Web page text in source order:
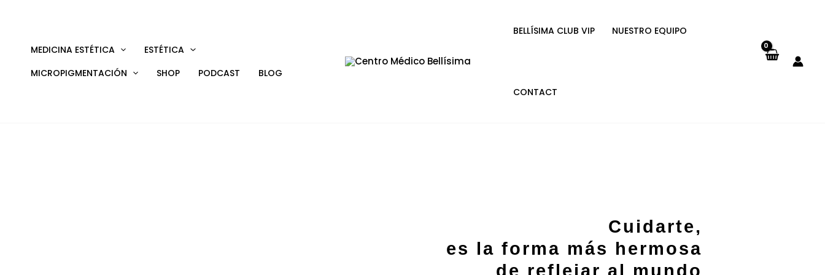
MEDICINA ESTÉTICA
ESTÉTICA
MICROPIGMENTACIÓN
SHOP PODCAST BLOG
BELLÍSIMA CLUB VIP NUESTRO EQUIPO
CONTACT
Cuidarte,
es la forma más hermosa
de reflejar al mundo